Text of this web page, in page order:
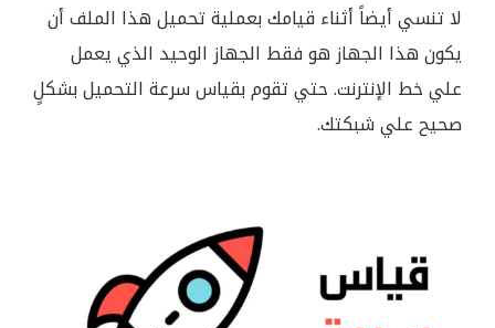
لا تنسي أيضاً أثناء قيامك بعملية تحميل هذا الملف أن
يكون هذا الجهاز هو فقط الجهاز الوحيد الذي يعمل
علي خط الإنترنت. حتي تقوم بقياس سرعة التحميل بشكلٍ
صحيح علي شبكتك.